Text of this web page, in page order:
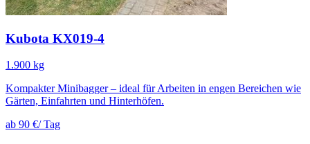
Kubota KX019-4
1.900 kg
Kompakter Minibagger – ideal für Arbeiten in engen Bereichen wie
Gärten, Einfahrten und Hinterhöfen.
ab 90 €/ Tag